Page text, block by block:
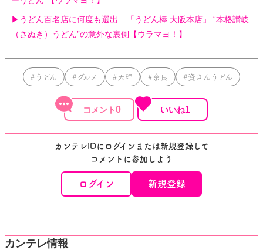
▶うどん百名店に何度も選出…「うどん棒 大阪本店」 “本格讃岐
（さぬき）うどん”の意外な裏側【ウラマヨ！】
#うどん #グルメ #天理 #奈良 #資さんうどん
0 1
カンテレIDにログインまたは新規登録して
コメントに参加しよう
ログイン 新規登録
カンテレ情報